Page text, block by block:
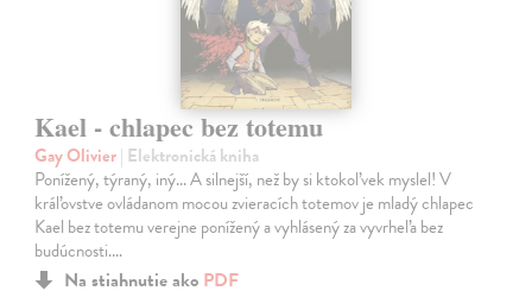
Kael - chlapec bez totemu
Gay Olivier| Elektronická kniha
Ponížený, týraný, iný... A silnejší, než by si ktokoľvek myslel! V
kráľovstve ovládanom mocou zvieracích totemov je mladý chlapec
Kael bez totemu verejne ponížený a vyhlásený za vyvrheľa bez
budúcnosti.…
Na stiahnutie ako PDF